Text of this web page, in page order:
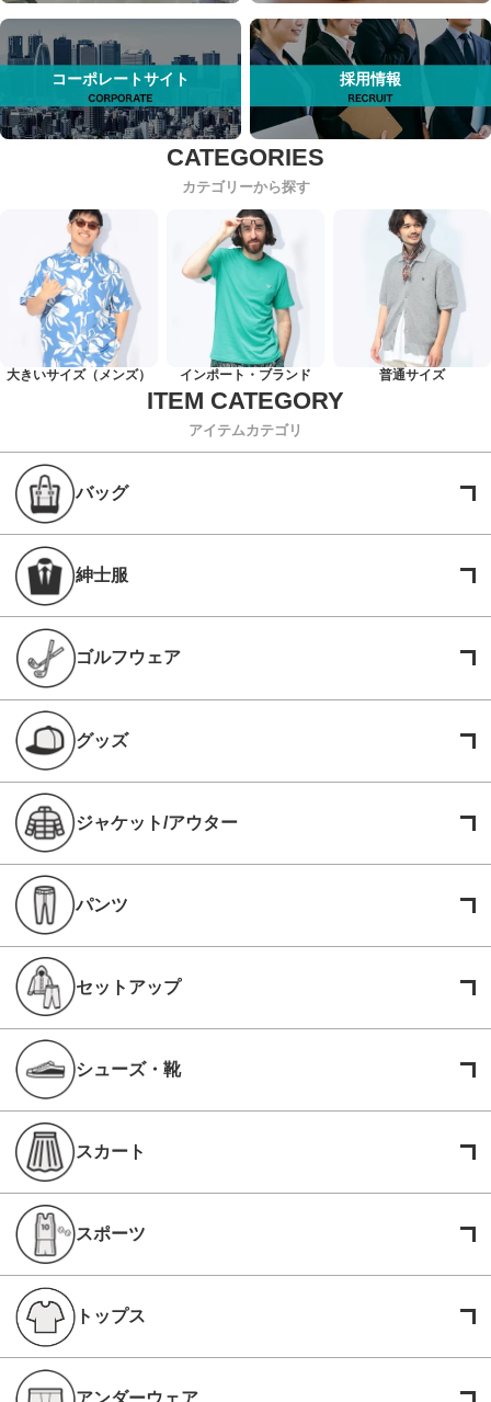
コーポレートサイト 採用情報
カテゴリーから探す
大きいサイズ（メンズ） インポート・ブランド 普通サイズ
アイテムカテゴリ
バッグ
紳士服
ゴルフウェア
グッズ
ジャケット/アウター
パンツ
セットアップ
シューズ・靴
スカート
スポーツ
トップス